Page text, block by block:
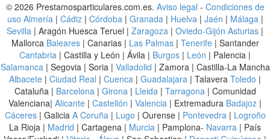
© 2026 Prestamosparticulares.com.es. Aviso legal - Condiciones de
uso Almería| Cádiz| Córdoba| Granada| Huelva| Jaén | Málaga|
Sevilla | Aragón Huesca Teruel | Zaragoza | Oviedo-Gijón Asturias |
Mallorca Baleares| Canarias | Las Palmas| Tenerife| Santander
Cantabria | Castilla y León | Ávila | Burgos | León | Palencia |
Salamanca| Segovia | Soria | Valladolid | Zamora | Castilla-La Mancha
Albacete | Ciudad Real | Cuenca | Guadalajara | Talavera Toledo |
Cataluña | Barcelona| Girona| Lleida | Tarragona| Comunidad
Valenciana| Alicante | Castellón | Valencia | Extremadura Badajoz |
Cáceres | Galicia A Coruña| Lugo | Ourense | Pontevedra| Logroño
La Rioja | Madrid | Cartagena | Murcia | Pamplona- Navarra | País